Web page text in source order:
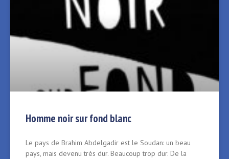
Homme noir sur fond blanc
Le pays de Brahim Abdelgadir est le Soudan: un beau
pays, mais devenu très dur. Beaucoup trop dur. De la